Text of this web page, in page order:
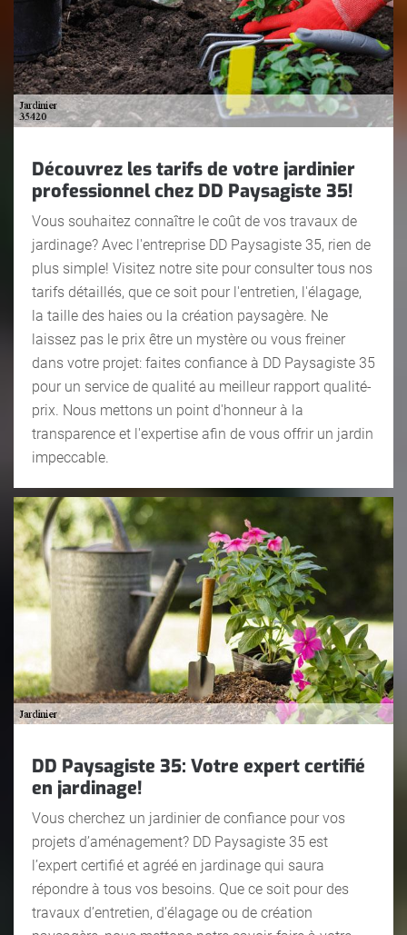
Découvrez les tarifs de votre jardinier
professionnel chez DD Paysagiste 35!
Vous souhaitez connaître le coût de vos travaux de
jardinage? Avec l'entreprise DD Paysagiste 35, rien de
plus simple! Visitez notre site pour consulter tous nos
tarifs détaillés, que ce soit pour l'entretien, l'élagage,
la taille des haies ou la création paysagère. Ne
laissez pas le prix être un mystère ou vous freiner
dans votre projet: faites confiance à DD Paysagiste 35
pour un service de qualité au meilleur rapport qualité-
prix. Nous mettons un point d'honneur à la
transparence et l'expertise afin de vous offrir un jardin
impeccable.
DD Paysagiste 35: Votre expert certifié
en jardinage!
Vous cherchez un jardinier de confiance pour vos
projets d’aménagement? DD Paysagiste 35 est
l’expert certifié et agréé en jardinage qui saura
répondre à tous vos besoins. Que ce soit pour des
travaux d’entretien, d’élagage ou de création